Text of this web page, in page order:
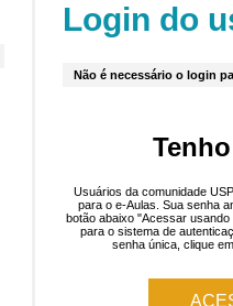
Login do
Não é necessário o login
Usuários da comunidade
para o e-Aulas. Sua senha
botão abaixo "Acessar
para o sistema de
senha única, clique